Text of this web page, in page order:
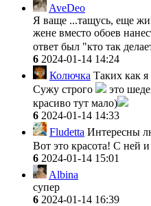
AveDeo
Я ваще ...тащусь, еще
жене вместо обоев
ответ был "кто так
6 2024-01-14 14:24
Колючка Таких как я
Сужу строго
это
красиво тут мало)
6 2024-01-14 14:33
Fludetta Интересны
Вот это красота! С ней
6 2024-01-14 15:01
Albina
супер
6 2024-01-14 16:39